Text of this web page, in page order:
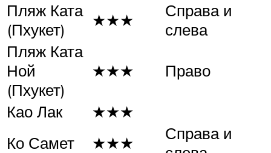
Пляж Ката
(Пхукет)
★★★
Справа и
слева
Пляж Ката
Ной
(Пхукет)
★★★ Право
Као Лак
★★★
Ко Самет
★★★
Справа и